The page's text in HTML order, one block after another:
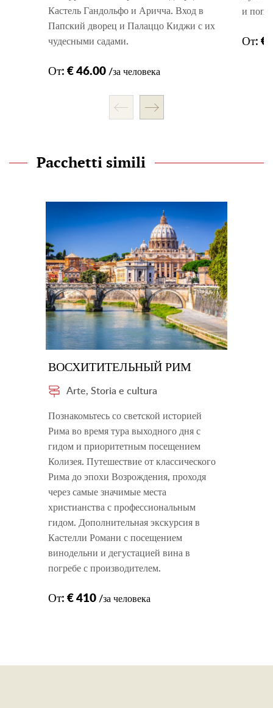
Кастель Гандольфо и Аричча. Вход в
Папский дворец и Палаццо Киджи с их
чудесными садами.
От: € 46.00 /за человека
и
От: €
Pacchetti simili
ВОСХИТИТЕЛЬНЫЙ РИМ
Arte, Storia e cultura
Познакомьтесь со светской историей
Рима во время тура выходного дня с
гидом и приоритетным посещением
Колизея. Путешествие от классического
Рима до эпохи Возрождения, проходя
через самые значимые места
христианства с профессиональным
гидом. Дополнительная экскурсия в
Кастелли Романи с посещением
винодельни и дегустацией вина в
погребе с производителем.
От: € 410 /за человека